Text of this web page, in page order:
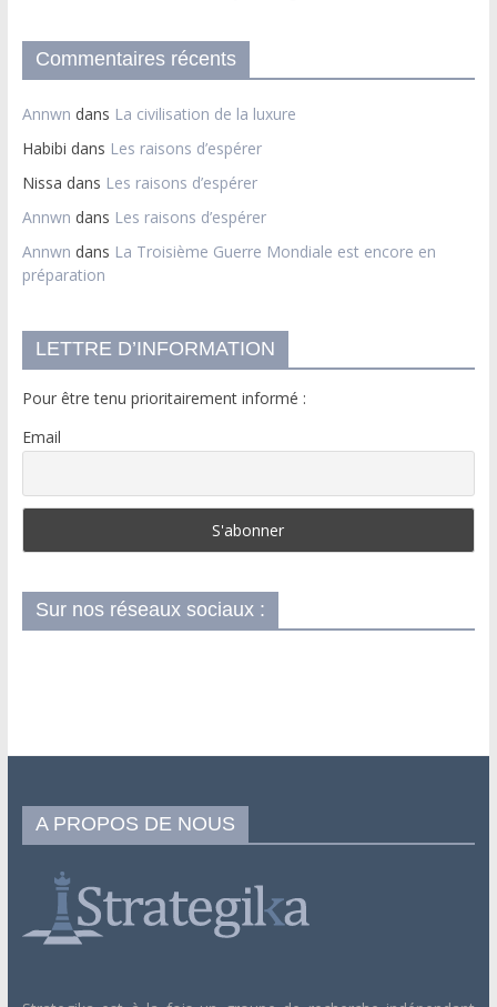
Commentaires récents
Annwn dans La civilisation de la luxure
Habibi dans Les raisons d’espérer
Nissa dans Les raisons d’espérer
Annwn dans Les raisons d’espérer
Annwn dans La Troisième Guerre Mondiale est encore en
préparation
LETTRE D’INFORMATION
Pour être tenu prioritairement informé :
Email
Sur nos réseaux sociaux :
A PROPOS DE NOUS